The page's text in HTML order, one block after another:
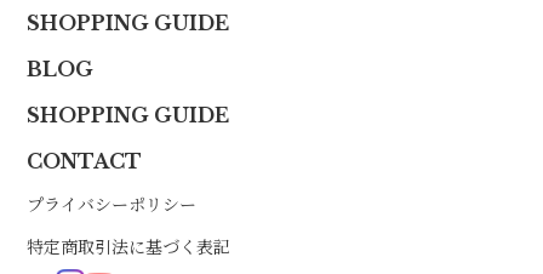
SHOPPING GUIDE
BLOG
SHOPPING GUIDE
CONTACT
プライバシーポリシー
特定商取引法に基づく表記